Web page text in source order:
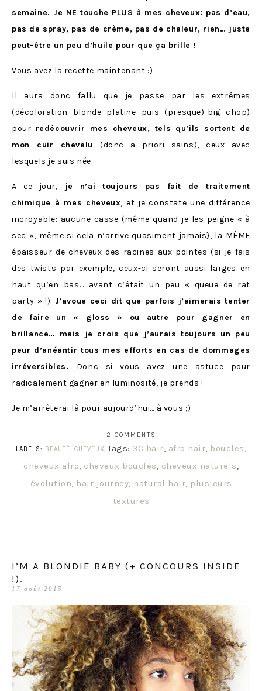
semaine. Je NE touche PLUS à mes cheveux: pas d’eau,
pas de spray, pas de crème, pas de chaleur, rien… juste
peut-être un peu d’huile pour que ça brille !
Vous avez la recette maintenant :)
Il aura donc fallu que je passe par les extrêmes
(décoloration blonde platine puis (presque)-big chop)
pour redécouvrir mes cheveux, tels qu’ils sortent de
mon cuir chevelu (donc a priori sains), ceux avec
lesquels je suis née.
A ce jour, je n’ai toujours pas fait de traitement
chimique à mes cheveux, et je constate une différence
incroyable: aucune casse (même quand je les peigne « à
sec », même si cela n’arrive quasiment jamais), la MÊME
épaisseur de cheveux des racines aux pointes (si je fais
des twists par exemple, ceux-ci seront aussi larges en
haut qu’en bas… avant c’était un peu « queue de rat
party » !). J’avoue ceci dit que parfois j’aimerais tenter
de faire un « gloss » ou autre pour gagner en
brillance… mais je crois que j’aurais toujours un peu
peur d’anéantir tous mes efforts en cas de dommages
irréversibles. Donc si vous avez une astuce pour
radicalement gagner en luminosité, je prends !
Je m’arrêterai là pour aujourd’hui… à vous ;)
2 COMMENTS
LABELS:
BEAUTÉ, CHEVEUX Tags: 3C hair, afro hair, boucles,
cheveux afro, cheveux bouclés, cheveux naturels,
évolution, hair journey, natural hair, plusieurs
textures
I’M A BLONDIE BABY (+ CONCOURS INSIDE
!).
17 août 2015